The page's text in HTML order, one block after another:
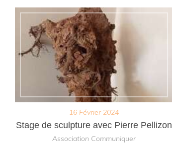
16 Février 2024
Stage de sculpture avec Pierre Pellizon
Association Communiquer